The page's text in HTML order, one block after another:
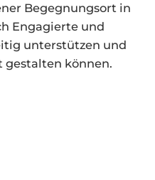
Begegnungsort in
Engagierte und
unterstützen und
gestalten können.